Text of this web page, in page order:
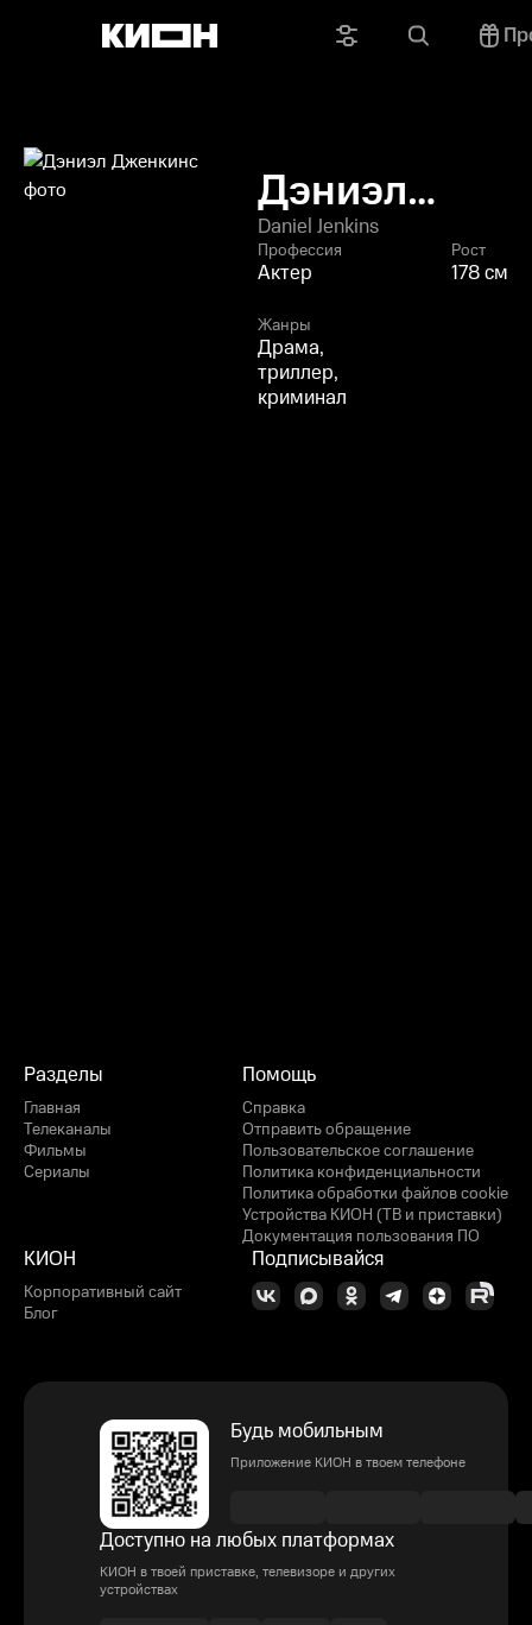
Дэниэл
Дженкинс
Daniel Jenkins
Профессия
Актер
Рост
178 см
Жанры
Драма,
триллер,
криминал
Разделы
Главная
Телеканалы
Фильмы
Сериалы
Помощь
Справка
Отправить обращение
Пользовательское соглашение
Политика конфиденциальности
Политика обработки файлов cookie
Устройства КИОН (ТВ и приставки)
Документация пользования ПО
КИОН
Корпоративный сайт
Блог
Подписывайся
Будь мобильным
Приложение КИОН в твоем телефоне
Доступно на любых платформах
КИОН в твоей приставке, телевизоре и других
устройствах